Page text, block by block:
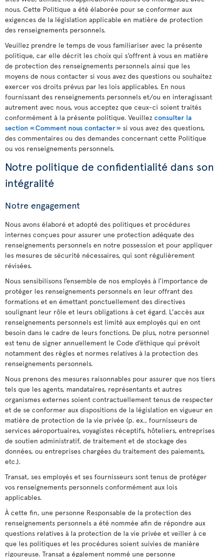
nous. Cette Politique a été élaborée pour se conformer aux
exigences de la législation applicable en matière de protection
des renseignements personnels.
Veuillez prendre le temps de vous familiariser avec la présente
politique, car elle décrit les choix qui s’offrent à vous en matière
de protection des renseignements personnels ainsi que les
moyens de nous contacter si vous avez des questions ou souhaitez
exercer vos droits prévus par les lois applicables. En nous
fournissant des renseignements personnels et/ou en interagissant
autrement avec nous, vous acceptez que ceux-ci soient traités
conformément à la présente politique. Veuillez consulter la
section « Comment nous contacter » si vous avez des questions,
des commentaires ou des demandes concernant cette Politique
ou vos renseignements personnels.
Notre politique de confidentialité dans son
intégralité
Notre engagement
Nous avons élaboré et adopté des politiques et procédures
internes conçues pour assurer une protection adéquate des
renseignements personnels en notre possession et pour appliquer
les mesures de sécurité nécessaires, qui sont régulièrement
révisées.
Nous sensibilisons l’ensemble de nos employés à l’importance de
protéger les renseignements personnels en leur offrant des
formations et en émettant ponctuellement des directives
soulignant leur rôle et leurs obligations à cet égard. L’accès aux
renseignements personnels est limité aux employés qui en ont
besoin dans le cadre de leurs fonctions. De plus, notre personnel
est tenu de signer annuellement le Code d’éthique qui prévoit
notamment des règles et normes relatives à la protection des
renseignements personnels.
Nous prenons des mesures raisonnables pour assurer que nos tiers
tels que les agents, mandataires, représentants et autres
organismes externes soient contractuellement tenus de respecter
et de se conformer aux dispositions de la législation en vigueur en
matière de protection de la vie privée (p. ex., fournisseurs de
services aéroportuaires, voyagistes réceptifs, hôteliers, entreprises
de soutien administratif, de traitement et de stockage des
données, ou entreprises chargées du traitement des paiements,
etc.).
Transat, ses employés et ses fournisseurs sont tenus de protéger
vos renseignements personnels conformément aux lois
applicables.
À cette fin, une personne Responsable de la protection des
renseignements personnels a été nommée afin de répondre aux
questions relatives à la protection de la vie privée et veiller à ce
que les politiques et les procédures soient suivies de manière
rigoureuse. Transat a également nommé une personne